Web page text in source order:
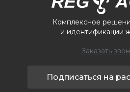
Комплексное
и идентификации
Заказать
Подписаться на